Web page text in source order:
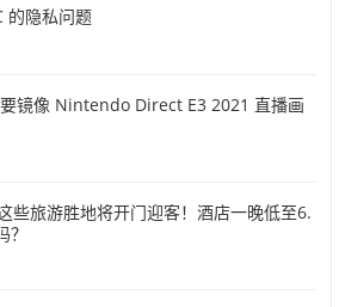
的隐私问题
镜像 Nintendo Direct E3 2021 直播画
些旅游胜地将开门迎客！酒店一晚低至6.